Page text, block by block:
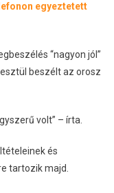
egyeztetett
“nagyon jól”
beszélt az orosz
volt” – írta.
és
tartozik majd.